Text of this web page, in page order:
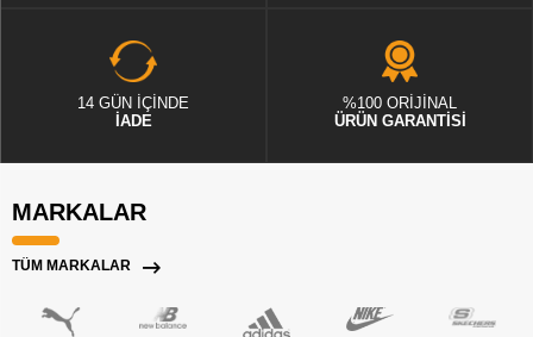
14 GÜN İÇİNDE
İADE
%100 ORİJİNAL
ÜRÜN GARANTİSİ
MARKALAR
TÜM MARKALAR